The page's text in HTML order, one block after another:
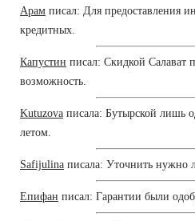
Арам писал: Для предоставления
кредитных.
Капустин писал: Скидкой
возможность.
Kutuzova писала: Бутырской лишь
летом.
Safijulina писала: Уточнить нужно
Епифан писал: Гарантии были